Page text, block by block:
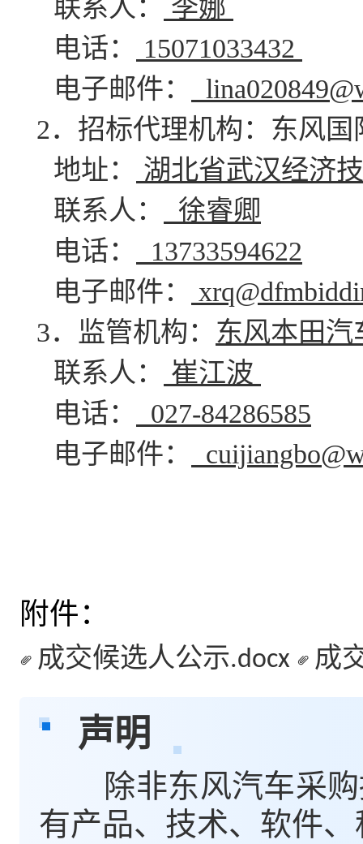
联系人：
李娜
电话：
15071033432
电子邮件：
2．招标代理机构：东风
地址：
湖北省武汉经济
联系人：
徐睿卿
电话：
13733594622
电子邮件：
3．监管机构： 东风本田汽
联系人：
崔江波
电话：
027-84286585
电子邮件：
附件：
成交候选人公示.docx 成
声明
除非东风汽车采购
有产品、技术、软件